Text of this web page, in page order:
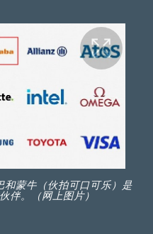
和蒙牛（伙拍可口可乐）是
伴。（网上图片）